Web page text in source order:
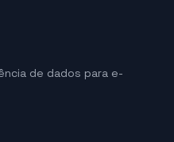
de dados para e-